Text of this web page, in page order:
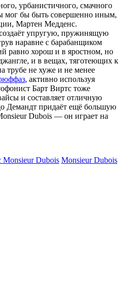
урбанистичного, смачного
мог бы быть совершенно иным,
Мартен Медденс.
упругую, пружинящую
наравне с барабанщиком
равно хорош и в яростном, но
и в вещах, тяготеющих к
трубе не хуже и не менее
, активно используя
Барт Виртс тоже
и составляет отличную
Демандт придаёт ещё большую
Dubois — он играет на
Dubois Monsieur Dubois